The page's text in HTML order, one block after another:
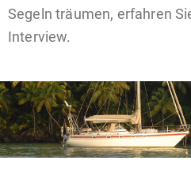
Segeln träumen, erfahren
Interview.